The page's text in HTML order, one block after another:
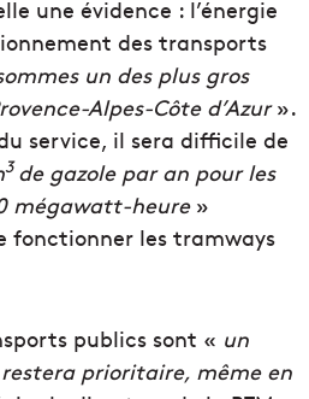
une évidence : l’énergie
des transports
un des plus gros
Alpes-Côte d’Azur».
service, il sera difficile de
3de gazole par an pour les
mégawatt-heure»
fonctionner les tramways
publics sont « un
prioritaire, même en